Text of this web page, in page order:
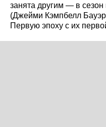
занята другим — в
(Джейми Кэмпбелл
Первую эпоху с их